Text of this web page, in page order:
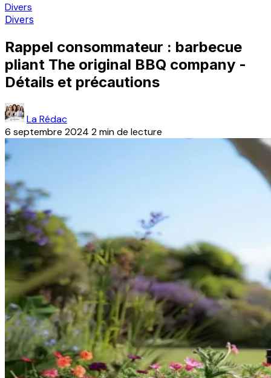
Divers
Divers
Rappel consommateur : barbecue
pliant The original BBQ company -
Détails et précautions
La Rédac
6 septembre 2024 2 min de lecture